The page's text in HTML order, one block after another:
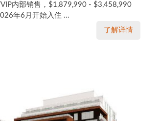
内部销售，$1,879,990 - $3,458,990
年6月开始入住 ...
了解详情